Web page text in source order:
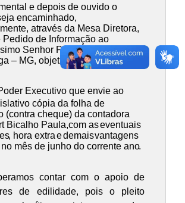
e depois de ouvido o
encaminhado,
através da Mesa Diretora,
Pedido de Informação ao
Senhor Prefeito Municipal de
– MG, objetivando:
Executivo que envie ao
cópia da folha de
(contra cheque) da contadora
Bicalho Paula,com aseventuais
, hora extraedemaisvantagens
mês de junho do corrente ano.
contar com o apoio de
de edilidade, pois o pleito